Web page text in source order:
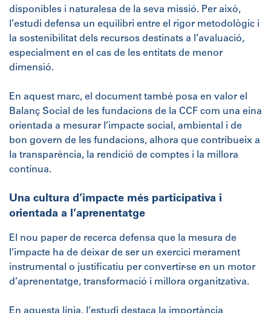
disponibles i naturalesa de la seva missió. Per això,
l’estudi defensa un equilibri entre el rigor metodològic i
la sostenibilitat dels recursos destinats a l’avaluació,
especialment en el cas de les entitats de menor
dimensió.
En aquest marc, el document també posa en valor el
Balanç Social de les fundacions de la CCF com una eina
orientada a mesurar l’impacte social, ambiental i de
bon govern de les fundacions, alhora que contribueix a
la transparència, la rendició de comptes i la millora
contínua.
Una cultura d’impacte més participativa i
orientada a l’aprenentatge
El nou paper de recerca defensa que la mesura de
l’impacte ha de deixar de ser un exercici merament
instrumental o justificatiu per convertir-se en un motor
d’aprenentatge, transformació i millora organitzativa.